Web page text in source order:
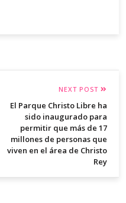
NEXT POST
El Parque Christo Libre ha
sido inaugurado para
permitir que más de 17
millones de personas que
viven en el área de Christo
Rey